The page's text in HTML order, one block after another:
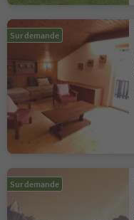
Sur demande
Sur demande